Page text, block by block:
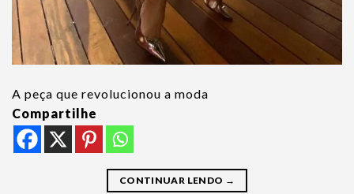
A peça que revolucionou a moda
Compartilhe
CONTINUAR LENDO →